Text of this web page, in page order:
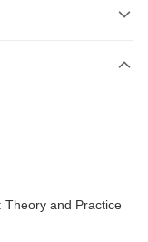
Theory and Practice